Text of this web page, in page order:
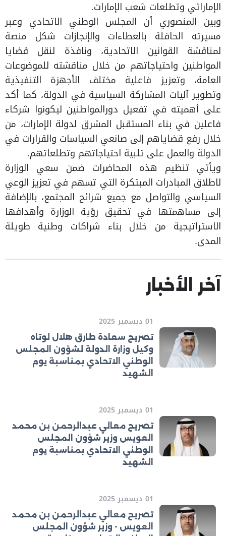
الإماراتي وتطلعات شعب الإمارات.
وبين المنصوري أن المجلس الوطني الاتحادي وعبر
مسيرته الحافلة بالعطاءات والإنجازات شكل منصة
لمناقشة القوانين الاتحادية، ونافذة لنقل قضايا
المواطنين واحتياجاتهم من خلال مناقشته للموضوعات
العامة، وتعزيز فاعلية مختلف الأجهزة التنفيذية
وتطوير آليات المشاركة السياسية في الدولة، كما أكد
على أهميته في تفعيل دورالمواطنين ليكونوا شركاء
فاعلين في بناء المستقبل المشرق لدولة الإمارات، من
خلال رفع قضاياهم إلى صانعي السياسات والقرارات في
الدولة والعمل على تلبية احتياجاتهم وتطلعاتهم.
ويأتي تنظيم هذه المحاضرات ضمن سعي الوزارة
لاطلاق المبادرات المبتكرة التي تسهم في تعزيز الوعي
السياسي والتواصل مع جميع شرائح المجتمع، بالإضافة
إلى مساهمتها في تحقيق رؤية الوزارة وأهدافها
الاستراتيجية من خلال بناء شراكات وطنية طويلة
المدى.
آخر الأخبار
01 ديسمبر 2025
تصريح سعادة طارق هلال لوتاه
وكيل وزارة الدولة لشؤون المجلس
الوطني الاتحادي بمناسبة يوم
الشهيد
01 ديسمبر 2025
تصريح معالي عبدالرحمن بن محمد
العويس وزير شؤون المجلس
الوطني الاتحادي بمناسبة يوم
الشهيد
01 ديسمبر 2025
تصريح معالي عبدالرحمن بن محمد
العويس - وزير شؤون المجلس